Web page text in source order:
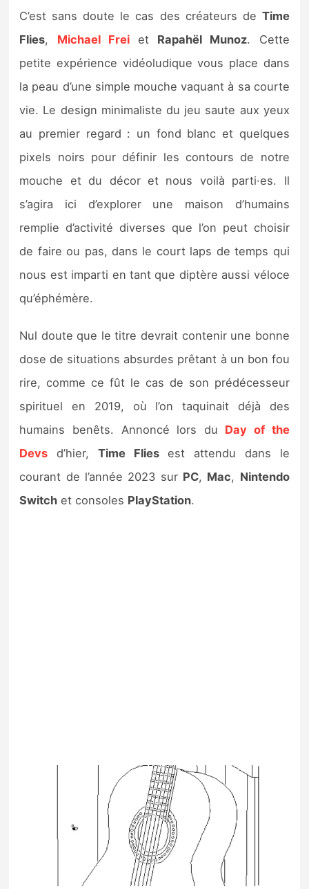
Tests de jeux
Tests d’accessoires
Autres tests
Previews
Précommandes
Précommandes jeux Switch 2
Sorties de jeux
Bons plans
C’est sans doute le cas des créateurs de Time
Flies, Michael Frei et Rapahël Munoz. Cette
petite expérience vidéoludique vous place dans
la peau d’une simple mouche vaquant à sa courte
vie. Le design minimaliste du jeu saute aux yeux
au premier regard : un fond blanc et quelques
pixels noirs pour définir les contours de notre
mouche et du décor et nous voilà parti·es. Il
s’agira ici d’explorer une maison d’humains
remplie d’activité diverses que l’on peut choisir
de faire ou pas, dans le court laps de temps qui
nous est imparti en tant que diptère aussi véloce
qu’éphémère.
Nul doute que le titre devrait contenir une bonne
dose de situations absurdes prêtant à un bon fou
rire, comme ce fût le cas de son prédécesseur
spirituel en 2019, où l’on taquinait déjà des
humains benêts. Annoncé lors du Day of the
Devs d’hier, Time Fliesest attendu dans le
courant de l’année 2023 sur PC, Mac, Nintendo
Switch et consoles PlayStation.